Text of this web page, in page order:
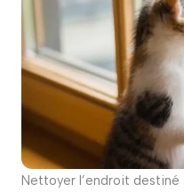
Nettoyer l’endroit destiné